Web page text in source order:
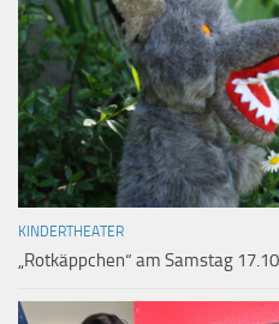
KINDERTHEATER
„Rotkäppchen“ am Samstag